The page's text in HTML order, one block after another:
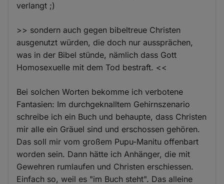
verlangt ;)
>> sondern auch gegen bibeltreue Christen
ausgenutzt würden, die doch nur aussprächen,
was in der Bibel stünde, nämlich dass Gott
Homosexuelle mit dem Tod bestraft. <<
Bei solchen Worten bekomme ich verbotene
Fantasien: Im durchgeknalltem Gehirnszenario
schreibe ich ein Buch und behaupte, dass Christen
mir alle ein Gräuel sind und erschossen gehören.
Das soll mir vom großem Pupu-Manitu offenbart
worden sein. Dann hätte ich Anhänger, die mit
Gewehren rumlaufen und Christen erschiessen.
Einfach so, weil es "im Buch steht". Das alleine